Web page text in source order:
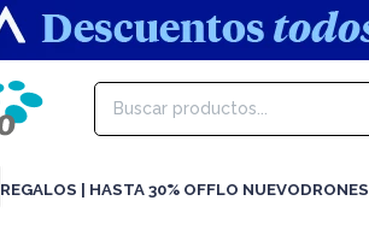
REGALOS | HASTA 30% OFFLO NUEVODRONES